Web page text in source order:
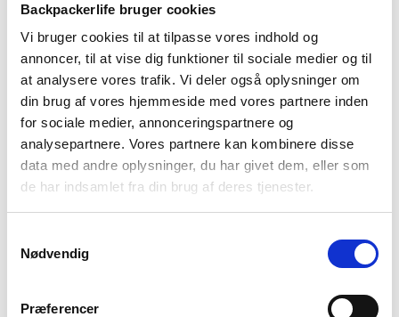
Backpackerlife bruger cookies
Vi bruger cookies til at tilpasse vores indhold og
annoncer, til at vise dig funktioner til sociale medier og til
at analysere vores trafik. Vi deler også oplysninger om
din brug af vores hjemmeside med vores partnere inden
for sociale medier, annonceringspartnere og
analysepartnere. Vores partnere kan kombinere disse
data med andre oplysninger, du har givet dem, eller som
de har indsamlet fra din brug af deres tjenester.
Nødvendig
Præferencer
BESKRIVELSE BRAND FAQ
Bryg kaffe til hele familien eller til kæresten på tur med
Stanley’s Stay-Hot French Press stempelkande. Med en
kapacitet på 1,4 L kan alle i familien få en kop friskbrygget
kaffe.
Stempelkanden er bygget ud fra Stanley’s ´Built for Life´
princip med stærke og holdbare materialer. Denne model er
bygget med vakuumisolering, der holder kaffen varm i op til 4